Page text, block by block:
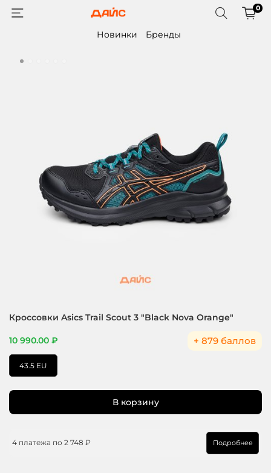
0
Новинки Бренды
Кроссовки Asics Trail Scout 3 "Black Nova Orange"
10 990.00 ₽ + 879 баллов
В корзину
4 платежа по 2 748 ₽ Подробнее
43.5 EU